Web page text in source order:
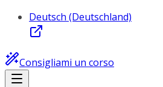
Deutsch (Deutschland)
Consigliami un corso